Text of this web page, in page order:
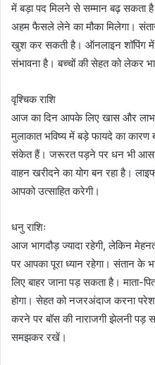
में बड़ा पद मिलने से सम्मान बढ़ सकता
अहम फैसले लेने का मौका मिलेगा।
खुश कर सकती है। ऑनलाइन शॉपिंग में
संभावना है। बच्चों की सेहत को लेकर
वृश्चिक राशि
आज का दिन आपके लिए खास और
मुलाकात भविष्य में बड़े फायदे का
संकेत हैं। जरूरत पड़ने पर धन भी
वाहन खरीदने का योग बन रहा है।
आपको उत्साहित करेगी।
धनु राशिः
आज भागदौड़ ज्यादा रहेगी, लेकिन
पर आपका पूरा ध्यान रहेगा। संतान के
लिए बाहर जाना पड़ सकता है। माता-
होगा। सेहत को नजरअंदाज करना
करने पर बॉस की नाराजगी झेलनी पड़
समझकर रखें।